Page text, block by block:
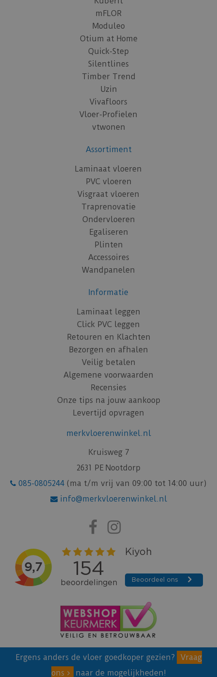
mFLOR
Moduleo
Otium at Home
Quick-Step
Silentlines
Timber Trend
Uzin
Vivafloors
Vloer-Profielen
vtwonen
Assortiment
Laminaat vloeren
PVC vloeren
Visgraat vloeren
Traprenovatie
Ondervloeren
Egaliseren
Plinten
Accessoires
Wandpanelen
Informatie
Laminaat leggen
Click PVC leggen
Retouren en Klachten
Bezorgen en afhalen
Veilig betalen
Algemene voorwaarden
Recensies
Onze tips na jouw aankoop
Levertijd opvragen
merkvloerenwinkel.nl
Kruisweg 7
2631 PE Nootdorp
085-0805244 (ma t/m vrij van 09:00 tot 14:00 uur)
info@merkvloerenwinkel.nl
Ergens anders de vloer goedkoper gezien?
Vraag
ons
naar de mogelijkheden!